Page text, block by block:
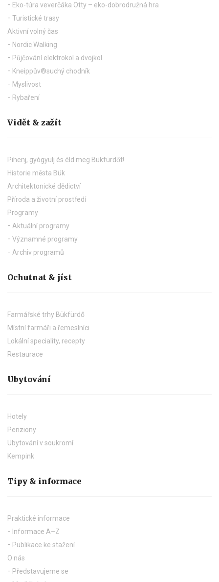
Eko-túra veverčáka Otty – eko-dobrodružná hra
Turistické trasy
Aktivní volný čas
Nordic Walking
Půjčování elektrokol a dvojkol
Kneippův®suchý chodník
Myslivost
Rybaření
Vidět & zažít
Pihenj, gyógyulj és éld meg Bükfürdőt!
Historie města Bük
Architektonické dědictví
Příroda a životní prostředí
Programy
Aktuální programy
Významné programy
Archiv programů
Ochutnat & jíst
Farmářské trhy Bükfürdő
Místní farmáři a řemeslníci
Lokální speciality, recepty
Restaurace
Ubytování
Hotely
Penziony
Ubytování v soukromí
Kempink
Tipy & informace
Praktické informace
Informace A–Z
Publikace ke stažení
O nás
Představujeme se